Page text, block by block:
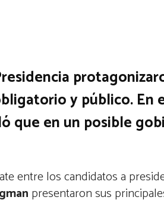
y público. En
que en un posible
entre los candidatos a
presentaron sus